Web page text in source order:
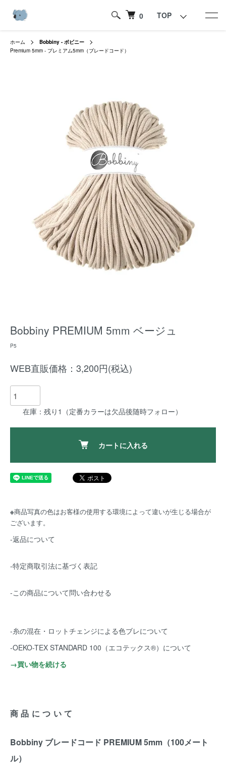
0 TOP
ホーム
Bobbiny - ボビニー
Premium 5mm - プレミアム5mm（ブレードコード）
Bobbiny PREMIUM 5mm ベージュ
P5
WEB直販価格：3,200円(税込)
在庫：残り1（定番カラーは欠品後随時フォロー）
カートに入れる
※商品写真の色はお客様の使用する環境によって違いが生じる場合が
ございます。
-返品について
-特定商取引法に基づく表記
-この商品について問い合わせる
-糸の混在・ロットチェンジによる色ブレについて
-OEKO-TEX STANDARD 100（エコテックス®️）について
→買い物を続ける
商品について
Bobbiny ブレードコード PREMIUM 5mm（100メート
ル）